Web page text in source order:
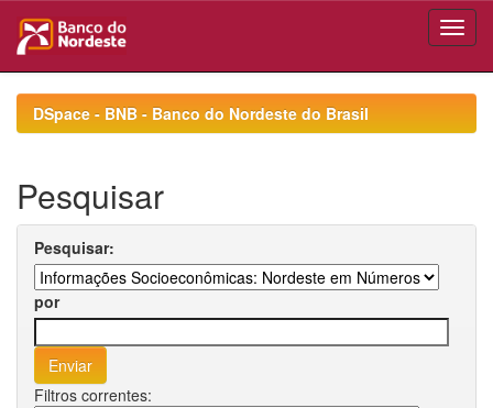
navigationDSpace - BNB - Banco do Nordeste do Brasil
Pesquisar
Pesquisar:
por
Filtros correntes: